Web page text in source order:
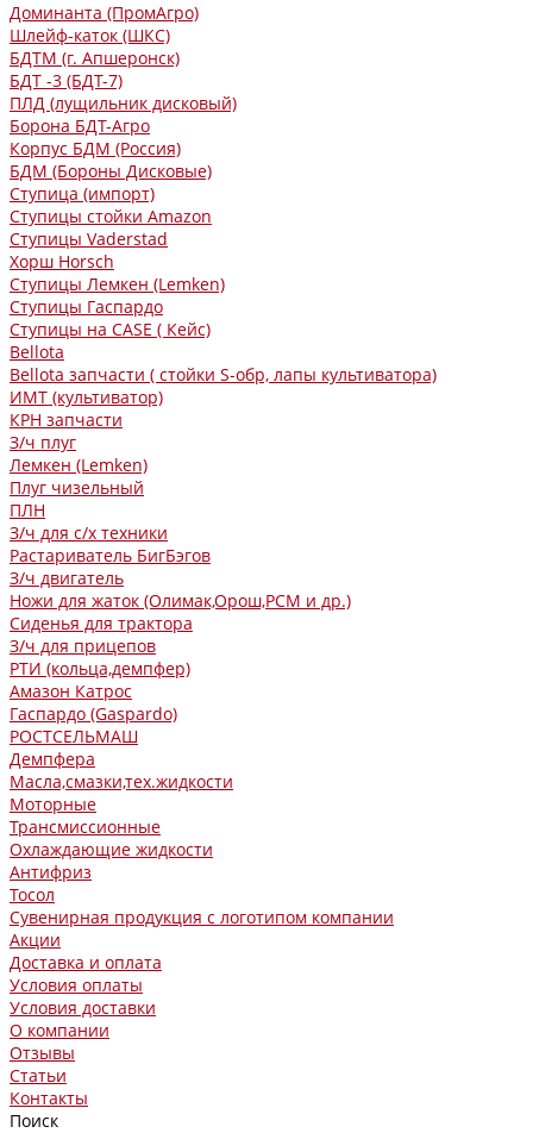
Доминанта (ПромАгро)
Шлейф-каток (ШКС)
БДТМ (г. Апшеронск)
БДТ -3 (БДТ-7)
ПЛД (лущильник дисковый)
Борона БДТ-Агро
Корпус БДМ (Россия)
БДМ (Бороны Дисковые)
Ступица (импорт)
Ступицы стойки Amazon
Ступицы Vaderstad
Хорш Horsch
Ступицы Лемкен (Lemken)
Ступицы Гаспардо
Ступицы на CASE ( Кейс)
Bellota
Bellota запчасти ( стойки S-обр, лапы культиватора)
ИМТ (культиватор)
КРН запчасти
З/ч плуг
Лемкен (Lemken)
Плуг чизельный
ПЛН
З/ч для с/х техники
Растариватель БигБэгов
З/ч двигатель
Ножи для жаток (Олимак,Орош,РСМ и др.)
Сиденья для трактора
З/ч для прицепов
РТИ (кольца,демпфер)
Амазон Катрос
Гаспардо (Gaspardo)
РОСТСЕЛЬМАШ
Демпфера
Масла,смазки,тех.жидкости
Моторные
Трансмиссионные
Охлаждающие жидкости
Антифриз
Тосол
Сувенирная продукция с логотипом компании
Акции
Доставка и оплата
Условия оплаты
Условия доставки
О компании
Отзывы
Статьи
Контакты
Поиск